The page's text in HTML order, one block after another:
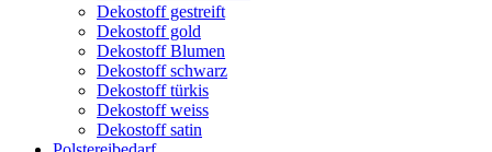
Dekostoff gestreift
Dekostoff gold
Dekostoff Blumen
Dekostoff schwarz
Dekostoff türkis
Dekostoff weiss
Dekostoff satin